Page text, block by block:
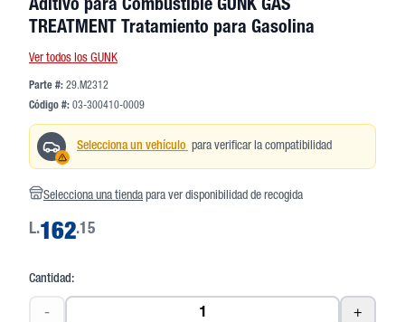
Aditivo para Combustible GUNK GAS
TREATMENT Tratamiento para Gasolina
Ver todos los GUNK
Parte #: 29.M2312
Código #: 03-300410-0009
Selecciona un vehículo para verificar la compatibilidad
Selecciona una tienda para ver disponibilidad de recogida
L.162.15
Cantidad:
- +